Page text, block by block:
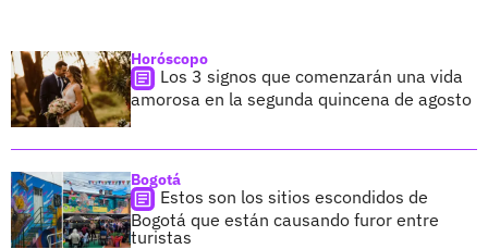
Horóscopo
Los 3 signos que comenzarán una vida
amorosa en la segunda quincena de agosto
Bogotá
Estos son los sitios escondidos de
Bogotá que están causando furor entre
turistas